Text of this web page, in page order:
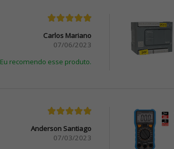
Carlos Mariano
07/06/2023
Eu recomendo esse produto.
Anderson Santiago
07/03/2023